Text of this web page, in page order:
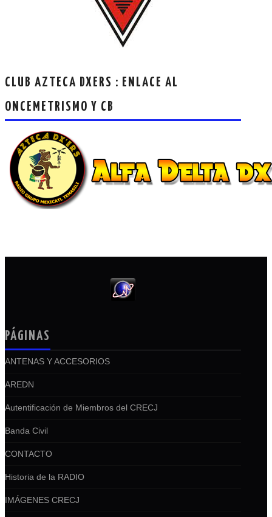
CLUB AZTECA DXERS : ENLACE AL
ONCEMETRISMO Y CB
PÁGINAS
ANTENAS Y ACCESORIOS
AREDN
Autentificación de Miembros del CRECJ
Banda Civil
CONTACTO
Historia de la RADIO
IMÁGENES CRECJ